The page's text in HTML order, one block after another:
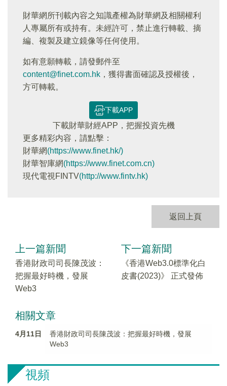
財華網所刊載內容之知識產權為財華網及相關權利
人專屬所有或持有。未經許可，禁止進行轉載、摘
編、複製及建立鏡像等任何使用。
如有意願轉載，請發郵件至
content@finet.com.hk ，獲得書面確認及授權後，
方可轉載。
下載APP
下載財華財經APP，把握投資先機
更多精彩内容，請點擊：
財華網(https://www.finet.hk/)
財華智庫網(https://www.finet.com.cn)
現代電視FINTV(http://www.fintv.hk)
返回上頁
上一篇新聞
香港財政司司長陳茂波：
把握最好時機，發展
Web3
下一篇新聞
《香港Web3.0標準化白
皮書(2023)》 正式發佈
相關文章
4月11日
香港財政司司長陳茂波：把握最好時機，發展
Web3
視頻